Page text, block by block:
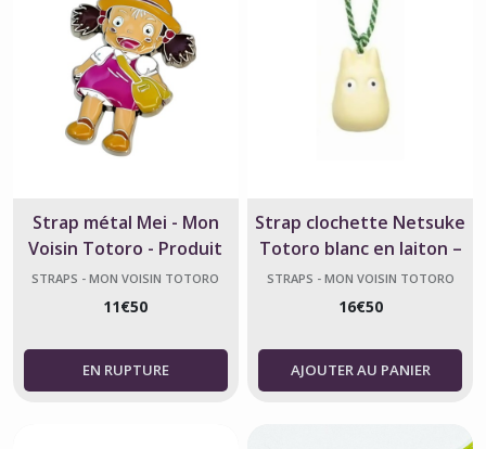
Strap métal Mei - Mon
Voisin Totoro - Produit
Officiel Studio Ghibli
STRAPS - MON VOISIN TOTORO
11€50
Strap clochette Netsuke
Totoro blanc en laiton –
Mon Voisin Totoro
STRAPS - MON VOISIN TOTORO
16€50
AJOUTER AU PANIER
Straps
Mon
Voisin
Totoro
(9)
résultats